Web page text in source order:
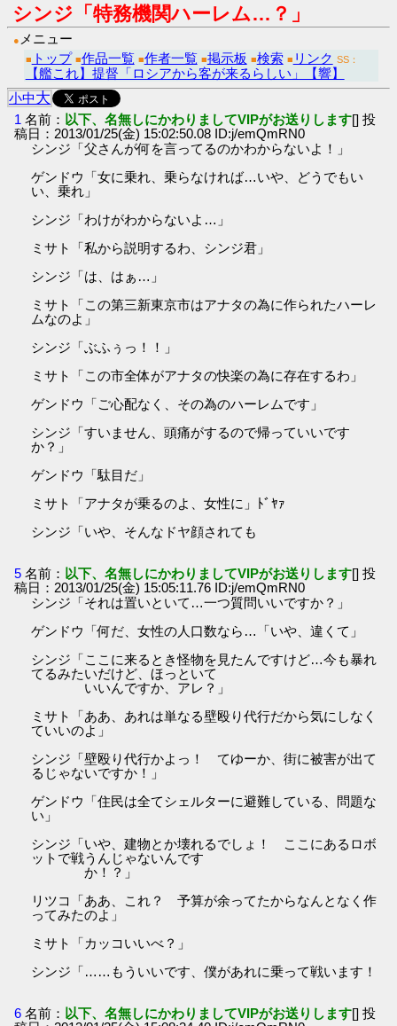
シンジ「特務機関ハーレム…？」
● メニュー
■ トップ ■作品一覧 ■作者一覧 ■掲示板 ■検索 ■ リンク SS：
【艦これ】提督「ロシアから客が来るらしい」【響】
小中大
1 名前： 以下、名無しにかわりましてVIPがお送りします[] 投
稿日：2013/01/25(金) 15:02:50.08 ID:j/emQmRN0
シンジ「父さんが何を言ってるのかわからないよ！」
ゲンドウ「女に乗れ、乗らなければ…いや、どうでもい
い、乗れ」
シンジ「わけがわからないよ…」
ミサト「私から説明するわ、シンジ君」
シンジ「は、はぁ…」
ミサト「この第三新東京市はアナタの為に作られたハーレ
ムなのよ」
シンジ「ぶふぅっ！！」
ミサト「この市全体がアナタの快楽の為に存在するわ」
ゲンドウ「ご心配なく、その為のハーレムです」
シンジ「すいません、頭痛がするので帰っていいです
か？」
ゲンドウ「駄目だ」
ミサト「アナタが乗るのよ、女性に」ﾄﾞﾔｧ
シンジ「いや、そんなドヤ顔されても
5 名前： 以下、名無しにかわりましてVIPがお送りします[] 投
稿日：2013/01/25(金) 15:05:11.76 ID:j/emQmRN0
シンジ「それは置いといて…一つ質問いいですか？」
ゲンドウ「何だ、女性の人口数なら…「いや、違くて」
シンジ「ここに来るとき怪物を見たんですけど…今も暴れ
てるみたいだけど、ほっといて
いいんですか、アレ？」
ミサト「ああ、あれは単なる壁殴り代行だから気にしなく
ていいのよ」
シンジ「壁殴り代行かよっ！ てゆーか、街に被害が出て
るじゃないですか！」
ゲンドウ「住民は全てシェルターに避難している、問題な
い」
シンジ「いや、建物とか壊れるでしょ！ ここにあるロボ
ットで戦うんじゃないんです
か！？」
リツコ「ああ、これ？ 予算が余ってたからなんとなく作
ってみたのよ」
ミサト「カッコいいべ？」
シンジ「……もういいです、僕があれに乗って戦います！
6 名前： 以下、名無しにかわりましてVIPがお送りします[] 投